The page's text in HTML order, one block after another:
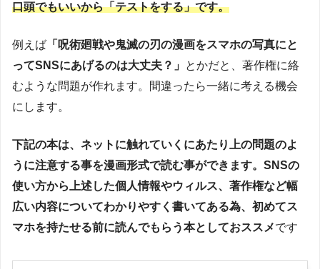
口頭でもいいから「テストをする」です。
例えば 「呪術廻戦や鬼滅の刃の漫画をスマホの写真にと
ってSNSにあげるのは大丈夫？」 とかだと、著作権に絡
むような問題が作れます。間違ったら一緒に考える機会
にします。
下記の本は、ネットに触れていくにあたり上の問題のよ
うに注意する事を漫画形式で読む事ができます。SNSの
使い方から上述した個人情報やウィルス、著作権など幅
広い内容についてわかりやすく書いてある為、初めてス
マホを持たせる前に読んでもらう本としておススメです